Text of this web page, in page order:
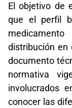
El objetivo de
que el perfil
distribución en
documento
normativa
involucrados
conocer las